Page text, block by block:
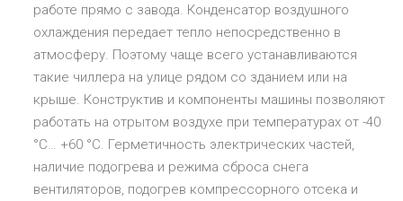
работе прямо с завода. Конденсатор воздушного
охлаждения передает тепло непосредственно в
атмосферу. Поэтому чаще всего устанавливаются
такие чиллера на улице рядом со зданием или на
крыше. Конструктив и компоненты машины позволяют
работать на отрытом воздухе при температурах от -40
°C… +60 °C. Герметичность электрических частей,
наличие подогрева и режима сброса снега
вентиляторов, подогрев компрессорного отсека и